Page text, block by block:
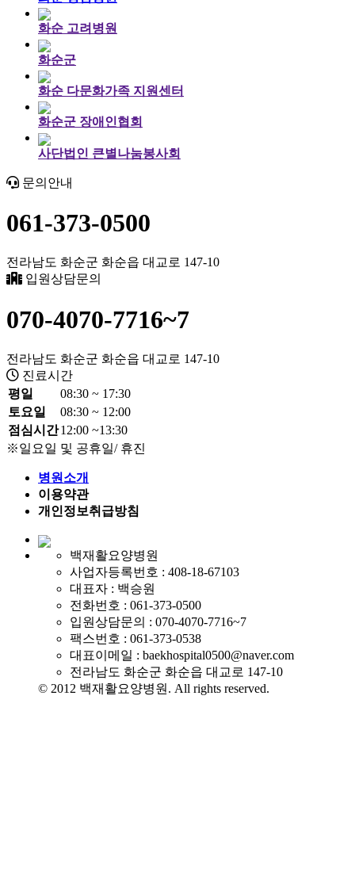
화순 고려병원
화순군
화순 다문화가족 지원센터
화순군 장애인협회
사단법인 큰별나눔봉사회
문의안내
061-373-0500
전라남도 화순군 화순읍 대교로 147-10
입원상담문의
070-4070-7716~7
전라남도 화순군 화순읍 대교로 147-10
진료시간
평일
08:30 ~ 17:30
토요일
08:30 ~ 12:00
점심시간12:00 ~13:30
※일요일 및 공휴일/ 휴진
250m
병원소개
이용약관
개인정보취급방침
백재활요양병원
사업자등록번호 : 408-18-67103
대표자 : 백승원
전화번호 : 061-373-0500
입원상담문의 : 070-4070-7716~7
팩스번호 : 061-373-0538
대표이메일 : baekhospital0500@naver.com
전라남도 화순군 화순읍 대교로 147-10
© 2012 백재활요양병원. All rights reserved.